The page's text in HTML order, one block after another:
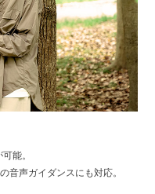
能。
音声ガイダンスにも対応。